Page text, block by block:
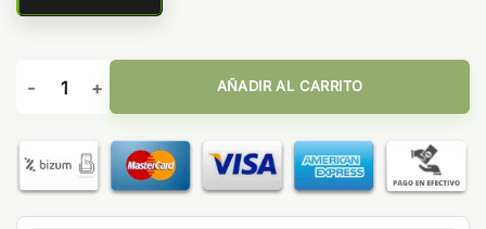
Peach Ice 10ml - Alpaca Salts cantidad
AÑADIR AL CARRITO